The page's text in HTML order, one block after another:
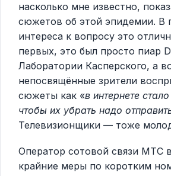
насколько мне известно,
сюжетов об этой эпидемии. В
интереса к вопросу это
первых, это был просто пиар
Лаборатории Касперского, а
непосвящённые зрители
сюжеты как «в интернете
чтобы их убрать надо
Телевизионщики — тоже
Оператор сотовой связи МТС
крайние меры по коротким